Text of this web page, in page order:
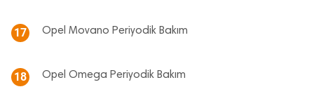
17 Opel Movano Periyodik Bakım
18 Opel Omega Periyodik Bakım